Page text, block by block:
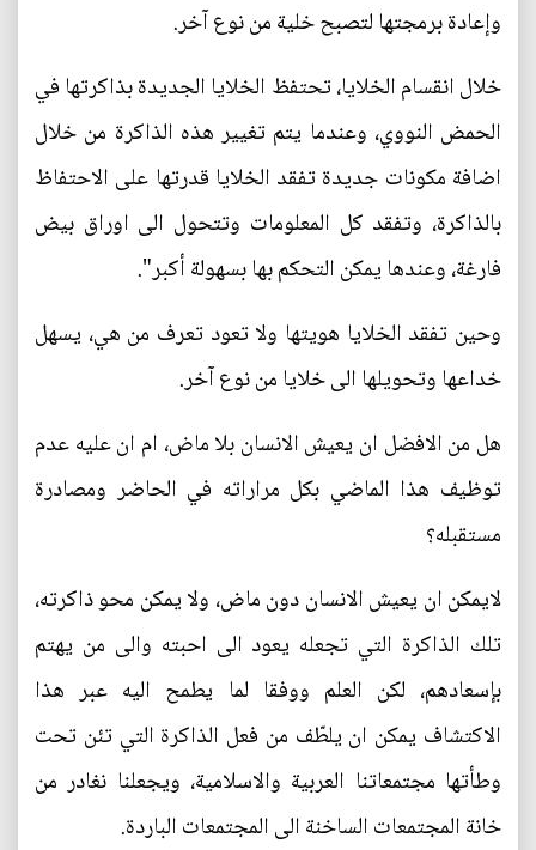
وإعادة برمجتها لتصبح خلية من نوع آخر.
خلال انقسام الخلايا، تحتفظ الخلايا الجديدة بذاكرتها في
الحمض النووي، وعندما يتم تغيير هذه الذاكرة من خلال
اضافة مكونات جديدة تفقد الخلايا قدرتها على الاحتفاظ
بالذاكرة، وتفقد كل المعلومات وتتحول الى اوراق بيض
فارغة، وعندها يمكن التحكم بها بسهولة أكبر".
وحين تفقد الخلايا هويتها ولا تعود تعرف من هي، يسهل
خداعها وتحويلها الى خلايا من نوع آخر.
هل من الافضل ان يعيش الانسان بلا ماض، ام ان عليه عدم
توظيف هذا الماضي بكل مراراته في الحاضر ومصادرة
مستقبله؟
لايمكن ان يعيش الانسان دون ماض، ولا يمكن محو ذاكرته،
تلك الذاكرة التي تجعله يعود الى احبته والى من يهتم
بإسعادهم، لكن العلم ووفقا لما يطمح اليه عبر هذا
الاكتشاف يمكن ان يلطّف من فعل الذاكرة التي تئن تحت
وطأتها مجتمعاتنا العربية والاسلامية، ويجعلنا نغادر من
خانة المجتمعات الساخنة الى المجتمعات الباردة.